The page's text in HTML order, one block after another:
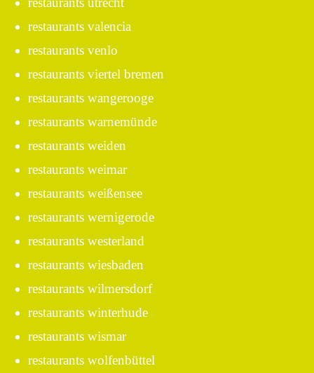
restaurants valencia
restaurants venlo
restaurants viertel bremen
restaurants wangerooge
restaurants warnemünde
restaurants weiden
restaurants weimar
restaurants weißensee
restaurants wernigerode
restaurants westerland
restaurants wiesbaden
restaurants wilmersdorf
restaurants winterhude
restaurants wismar
restaurants wolfenbüttel